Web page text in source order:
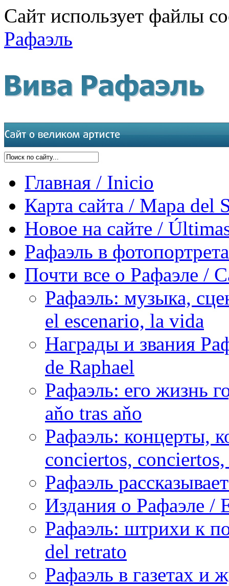
Сайт использует файлы
Рафаэль
Главная / Inicio
Карта сайта / Mapa del
Новое на сайте /
Рафаэль в
Почти все о Рафаэле /
Рафаэль: музыка,
el escenario, la vida
Награды и звания
de Raphael
Рафаэль: его жизнь
aňo tras aňo
Рафаэль: концерты,
conciertos,
Рафаэль
Издания о Рафаэле /
Рафаэль: штрихи к
del retrato
Рафаэль в газетах и